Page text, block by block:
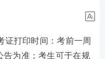
证打印时间：考前一周
告为准；考生可于在规